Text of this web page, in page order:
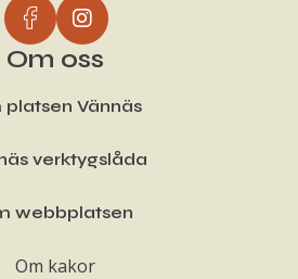
Om oss
platsen Vännäs
verktygslåda
webbplatsen
Om kakor